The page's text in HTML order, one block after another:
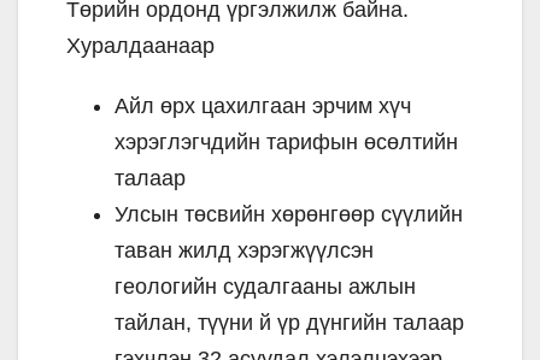
Төрийн ордонд үргэлжилж байна.
Хуралдаанаар
Айл өрх цахилгаан эрчим хүч
хэрэглэгчдийн тарифын өсөлтийн
талаар
Улсын төсвийн хөрөнгөөр сүүлийн
таван жилд хэрэгжүүлсэн
геологийн судалгааны ажлын
тайлан, түүни й үр дүнгийн талаар